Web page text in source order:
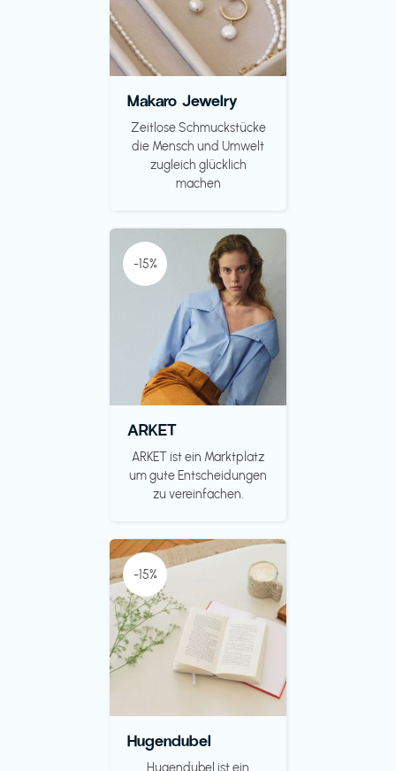
Makaro Jewelry
Zeitlose Schmuckstücke
die Mensch und Umwelt
zugleich glücklich
machen
-15%
ARKET
ARKET ist ein Marktplatz
um gute Entscheidungen
zu vereinfachen.
-15%
Hugendubel